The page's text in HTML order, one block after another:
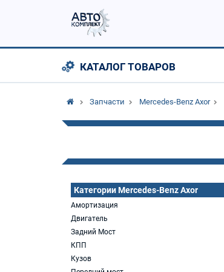
КАТАЛОГ ТОВАРОВ
Запчасти Mercedes-Benz Axor
Категории Mercedes-Benz Axor
Амортизация
Двигатель
Задний Мост
КПП
Кузов